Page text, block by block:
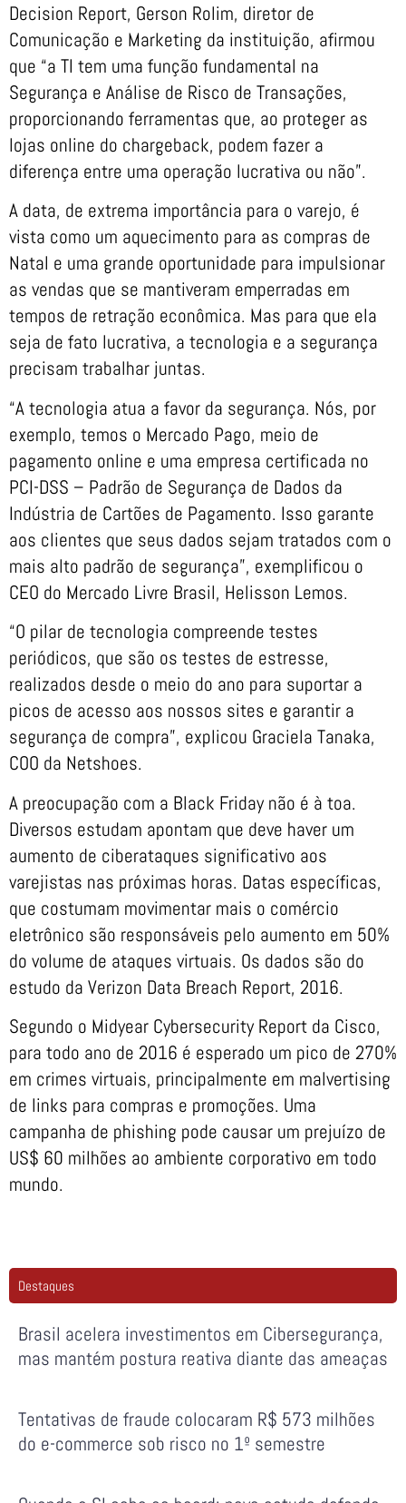
Decision Report, Gerson Rolim, diretor de
Comunicação e Marketing da instituição, afirmou
que “a TI tem uma função fundamental na
Segurança e Análise de Risco de Transações,
proporcionando ferramentas que, ao proteger as
lojas online do chargeback, podem fazer a
diferença entre uma operação lucrativa ou não”.
A data, de extrema importância para o varejo, é
vista como um aquecimento para as compras de
Natal e uma grande oportunidade para impulsionar
as vendas que se mantiveram emperradas em
tempos de retração econômica. Mas para que ela
seja de fato lucrativa, a tecnologia e a segurança
precisam trabalhar juntas.
“A tecnologia atua a favor da segurança. Nós, por
exemplo, temos o Mercado Pago, meio de
pagamento online e uma empresa certificada no
PCI-DSS – Padrão de Segurança de Dados da
Indústria de Cartões de Pagamento. Isso garante
aos clientes que seus dados sejam tratados com o
mais alto padrão de segurança”, exemplificou o
CEO do Mercado Livre Brasil, Helisson Lemos.
“O pilar de tecnologia compreende testes
periódicos, que são os testes de estresse,
realizados desde o meio do ano para suportar a
picos de acesso aos nossos sites e garantir a
segurança de compra”, explicou Graciela Tanaka,
COO da Netshoes.
A preocupação com a Black Friday não é à toa.
Diversos estudam apontam que deve haver um
aumento de ciberataques significativo aos
varejistas nas próximas horas. Datas específicas,
que costumam movimentar mais o comércio
eletrônico são responsáveis pelo aumento em 50%
do volume de ataques virtuais. Os dados são do
estudo da Verizon Data Breach Report, 2016.
Segundo o Midyear Cybersecurity Report da Cisco,
para todo ano de 2016 é esperado um pico de 270%
em crimes virtuais, principalmente em malvertising
de links para compras e promoções. Uma
campanha de phishing pode causar um prejuízo de
US$ 60 milhões ao ambiente corporativo em todo
mundo.
Destaques
Brasil acelera investimentos em Cibersegurança,
mas mantém postura reativa diante das ameaças
Tentativas de fraude colocaram R$ 573 milhões
do e-commerce sob risco no 1º semestre